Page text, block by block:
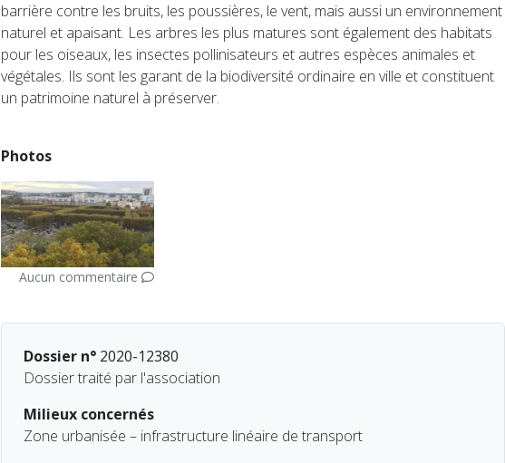
barrière contre les bruits, les poussières, le vent, mais aussi un environnement
naturel et apaisant. Les arbres les plus matures sont également des habitats
pour les oiseaux, les insectes pollinisateurs et autres espèces animales et
végétales. Ils sont les garant de la biodiversité ordinaire en ville et constituent
un patrimoine naturel à préserver.
Photos
Aucun commentaire
Dossier n°2020-12380
Dossier traité par l'association
Milieux concernés
Zone urbanisée – infrastructure linéaire de transport